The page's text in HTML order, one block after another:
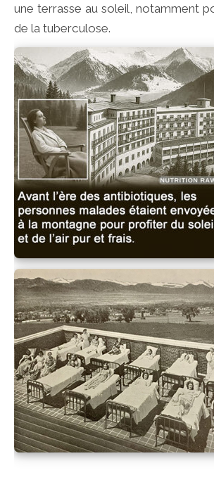
une terrasse au soleil, notamment
de la tuberculose.